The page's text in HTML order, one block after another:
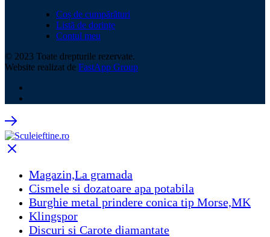
Coș de cumpărături
Listă de dorințe
Contul meu
© 2023 Toate drepturile rezervate.
Website realizat de FastApp Group
Magazin,La gramada
Cismele si dozatoare apa potabila
Burghie metal prindere conica tip Morse,MK
Klingspor
Discuri si Carote diamantate